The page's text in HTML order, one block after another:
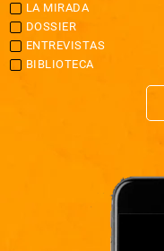
LA MIRADA
DOSSIER
ENTREVISTAS
BIBLIOTECA